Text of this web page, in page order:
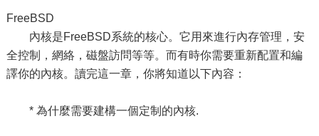
FreeBSD
內核是FreeBSD系統的核心。它用來進行內存管理，安
全控制，網絡，磁盤訪問等等。而有時你需要重新配置和編
譯你的內核。讀完這一章，你將知道以下內容：
* 為什麼需要建構一個定制的內核.